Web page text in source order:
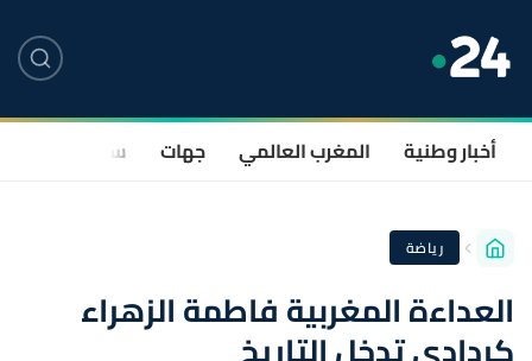
أخبار وطنية المغرب العالمي جهات سياسة
رياضة
العداءة المغربية فاطمة الزهراء